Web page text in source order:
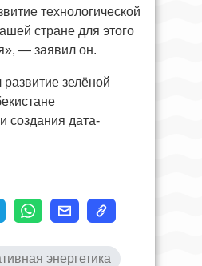
технологической
стране для этого
— заявил он.
зелёной
создания дата-
энергетика